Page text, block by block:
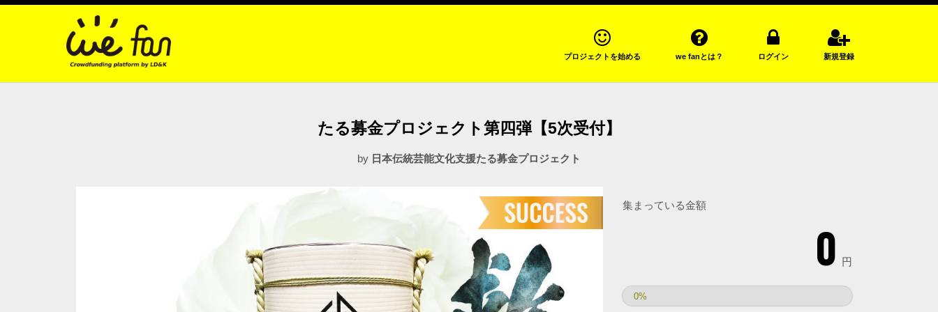
プロジェクトを始める we fanとは？ ログイン 新規登録
たる募金プロジェクト第四弾【5次受付】
by 日本伝統芸能文化支援たる募金プロジェクト
集まっている金額
0 円
0%